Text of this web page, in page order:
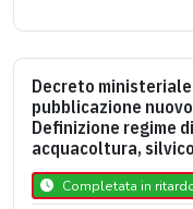
Decreto
pubblicazione
Definizione regime
acquacoltura,
Completata in